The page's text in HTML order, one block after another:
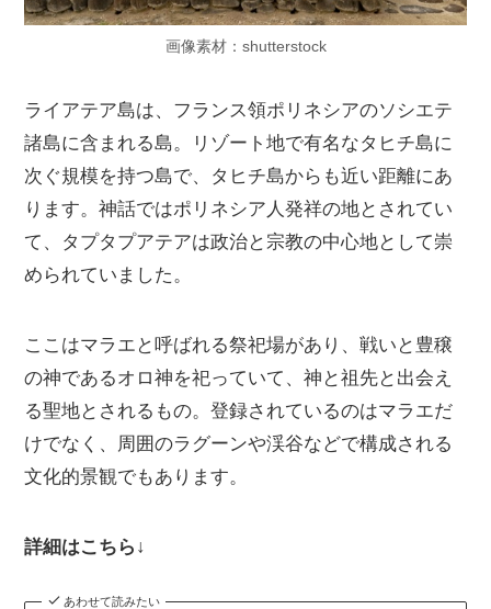
画像素材：shutterstock
ライアテア島は、フランス領ポリネシアのソシエテ
諸島に含まれる島。リゾート地で有名なタヒチ島に
次ぐ規模を持つ島で、タヒチ島からも近い距離にあ
ります。神話ではポリネシア人発祥の地とされてい
て、タプタプアテアは政治と宗教の中心地として崇
められていました。
ここはマラエと呼ばれる祭祀場があり、戦いと豊穣
の神であるオロ神を祀っていて、神と祖先と出会え
る聖地とされるもの。登録されているのはマラエだ
けでなく、周囲のラグーンや渓谷などで構成される
文化的景観でもあります。
詳細はこちら↓
あわせて読みたい